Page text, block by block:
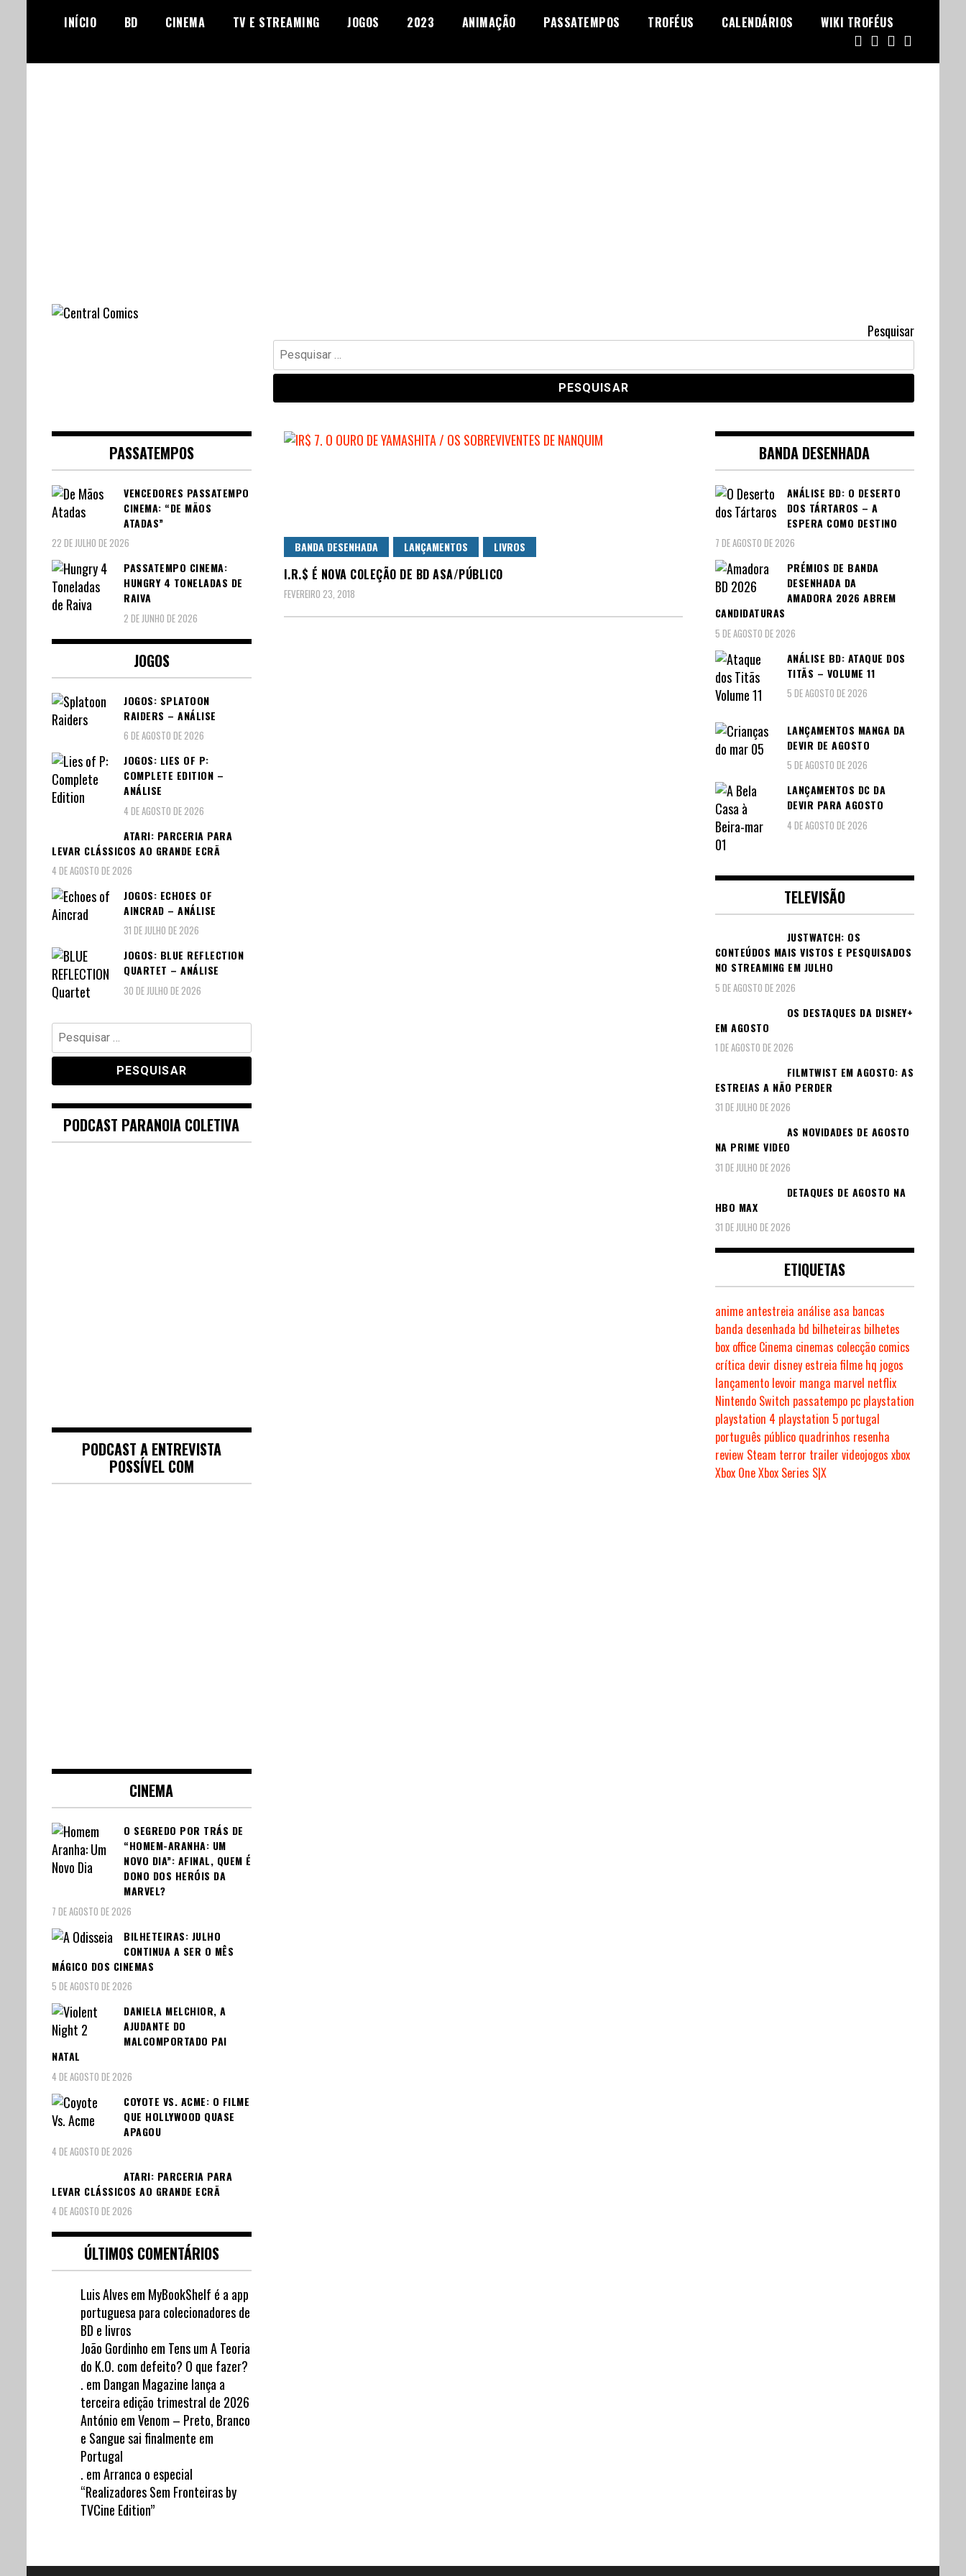
INÍCIO BD CINEMA TV E STREAMING JOGOS 2023 ANIMAÇÃO PASSATEMPOS TROFÉUS CALENDÁRIOS WIKI TROFÉUS
Pesquisar
Pesquisar
por:
BANDA DESENHADA LANÇAMENTOS LIVROS
I.R.$ É NOVA COLEÇÃO DE BD ASA/PÚBLICO
FEVEREIRO 23, 2018
PASSATEMPOS
VENCEDORES PASSATEMPO
CINEMA: “DE MÃOS
ATADAS”
22 DE JULHO DE 2026
PASSATEMPO CINEMA:
HUNGRY 4 TONELADAS DE
RAIVA
2 DE JUNHO DE 2026
JOGOS
JOGOS: SPLATOON
RAIDERS – ANÁLISE
6 DE AGOSTO DE 2026
JOGOS: LIES OF P:
COMPLETE EDITION –
ANÁLISE
4 DE AGOSTO DE 2026
ATARI: PARCERIA PARA
LEVAR CLÁSSICOS AO GRANDE ECRÃ
4 DE AGOSTO DE 2026
JOGOS: ECHOES OF
AINCRAD – ANÁLISE
31 DE JULHO DE 2026
JOGOS: BLUE REFLECTION
QUARTET – ANÁLISE
30 DE JULHO DE 2026
Pesquisar
por:
PODCAST PARANOIA COLETIVA
PODCAST A ENTREVISTA
POSSÍVEL COM
CINEMA
O SEGREDO POR TRÁS DE
“HOMEM-ARANHA: UM
NOVO DIA”: AFINAL, QUEM É
DONO DOS HERÓIS DA
MARVEL?
7 DE AGOSTO DE 2026
BILHETEIRAS: JULHO
CONTINUA A SER O MÊS
MÁGICO DOS CINEMAS
5 DE AGOSTO DE 2026
DANIELA MELCHIOR, A
AJUDANTE DO
MALCOMPORTADO PAI
NATAL
4 DE AGOSTO DE 2026
COYOTE VS. ACME: O FILME
QUE HOLLYWOOD QUASE
APAGOU
4 DE AGOSTO DE 2026
ATARI: PARCERIA PARA
LEVAR CLÁSSICOS AO GRANDE ECRÃ
4 DE AGOSTO DE 2026
ÚLTIMOS COMENTÁRIOS
Luis Alvesem MyBookShelf é a app
portuguesa para colecionadores de
BD e livros
João Gordinho em Tens um A Teoria
do K.O. com defeito? O que fazer?
. em Dangan Magazine lança a
terceira edição trimestral de 2026
António emVenom – Preto, Branco
e Sangue sai finalmente em
Portugal
. emArranca o especial
“Realizadores Sem Fronteiras by
TVCine Edition”
BANDA DESENHADA
ANÁLISE BD: O DESERTO
DOS TÁRTAROS – A
ESPERA COMO DESTINO
7 DE AGOSTO DE 2026
PRÉMIOS DE BANDA
DESENHADA DA
AMADORA 2026 ABREM
CANDIDATURAS
5 DE AGOSTO DE 2026
ANÁLISE BD: ATAQUE DOS
TITÃS – VOLUME 11
5 DE AGOSTO DE 2026
LANÇAMENTOS MANGA DA
DEVIR DE AGOSTO
5 DE AGOSTO DE 2026
LANÇAMENTOS DC DA
DEVIR PARA AGOSTO
4 DE AGOSTO DE 2026
TELEVISÃO
JUSTWATCH: OS
CONTEÚDOS MAIS VISTOS E PESQUISADOS
NO STREAMING EM JULHO
5 DE AGOSTO DE 2026
OS DESTAQUES DA DISNEY+
EM AGOSTO
1 DE AGOSTO DE 2026
FILMTWIST EM AGOSTO: AS
ESTREIAS A NÃO PERDER
31 DE JULHO DE 2026
AS NOVIDADES DE AGOSTO
NA PRIME VIDEO
31 DE JULHO DE 2026
DETAQUES DE AGOSTO NA
HBO MAX
31 DE JULHO DE 2026
ETIQUETAS
anime antestreia análise asa bancas
banda desenhada bd bilheteiras bilhetes
box office Cinema cinemas colecção comics
crítica devir disney estreiafilme hq jogos
lançamento levoir manga marvel netflix
Nintendo Switch passatempo pc playstation
playstation 4 playstation 5 portugal
português público quadrinhos resenha
review Steam terror trailer videojogos xbox
Xbox OneXbox Series S|X